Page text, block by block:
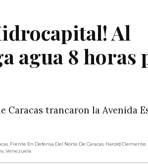
Al
agua 8 horas
Caracas trancaron la Avenida
, Frente En Defensa Del Norte De Caracas, Harold Clemente,
,Venezuela